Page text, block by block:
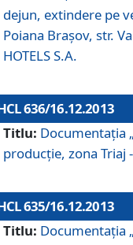
dejun, extindere pe
Poiana Braşov, str.
HOTELS S.A.
636/16.12.2013
Titlu: Documentaţia
producţie, zona Triaj
635/16.12.2013
Titlu: Documentaţia